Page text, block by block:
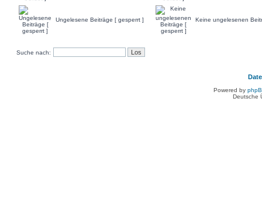
Ungelesene Beiträge [ gesperrt ] Keine ungelesenen
Suche nach:
Powered by
Deutsche